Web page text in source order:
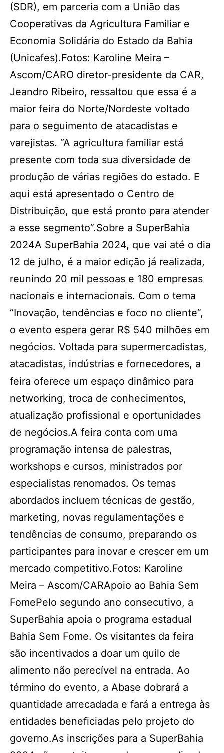
(SDR), em parceria com a União das
Cooperativas da Agricultura Familiar e
Economia Solidária do Estado da Bahia
(Unicafes).Fotos: Karoline Meira –
Ascom/CARO diretor-presidente da CAR,
Jeandro Ribeiro, ressaltou que essa é a
maior feira do Norte/Nordeste voltado
para o seguimento de atacadistas e
varejistas. “A agricultura familiar está
presente com toda sua diversidade de
produção de várias regiões do estado. E
aqui está apresentado o Centro de
Distribuição, que está pronto para atender
a esse segmento”.Sobre a SuperBahia
2024A SuperBahia 2024, que vai até o dia
12 de julho, é a maior edição já realizada,
reunindo 20 mil pessoas e 180 empresas
nacionais e internacionais. Com o tema
“Inovação, tendências e foco no cliente”,
o evento espera gerar R$ 540 milhões em
negócios. Voltada para supermercadistas,
atacadistas, indústrias e fornecedores, a
feira oferece um espaço dinâmico para
networking, troca de conhecimentos,
atualização profissional e oportunidades
de negócios.A feira conta com uma
programação intensa de palestras,
workshops e cursos, ministrados por
especialistas renomados. Os temas
abordados incluem técnicas de gestão,
marketing, novas regulamentações e
tendências de consumo, preparando os
participantes para inovar e crescer em um
mercado competitivo.Fotos: Karoline
Meira – Ascom/CARApoio ao Bahia Sem
FomePelo segundo ano consecutivo, a
SuperBahia apoia o programa estadual
Bahia Sem Fome. Os visitantes da feira
são incentivados a doar um quilo de
alimento não perecível na entrada. Ao
término do evento, a Abase dobrará a
quantidade arrecadada e fará a entrega às
entidades beneficiadas pelo projeto do
governo.As inscrições para a SuperBahia